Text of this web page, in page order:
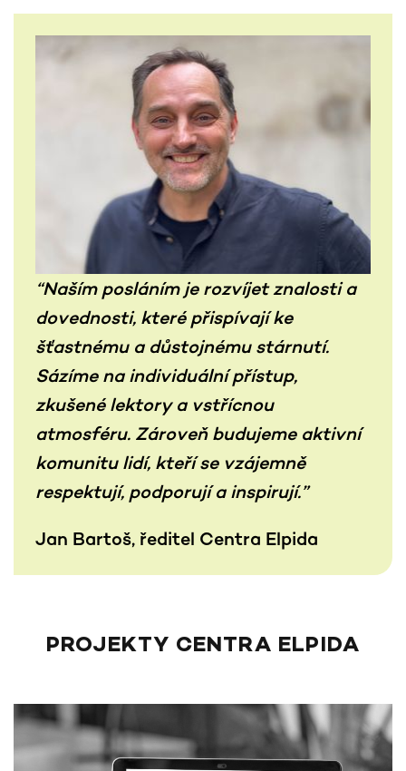
“Naším posláním je rozvíjet znalosti a
dovednosti, které přispívají ke
šťastnému a důstojnému stárnutí.
Sázíme na individuální přístup,
zkušené lektory a vstřícnou
atmosféru. Zároveň budujeme aktivní
komunitu lidí, kteří se vzájemně
respektují, podporují a inspirují.”
Jan Bartoš, ředitel Centra Elpida
PROJEKTY CENTRA ELPIDA